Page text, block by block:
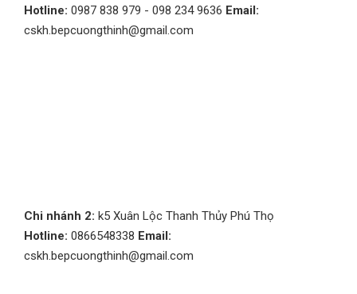
Hotline: 0987 838 979 - 098 234 9636 Email:
cskh.bepcuongthinh@gmail.com
Chi nhánh 2: k5 Xuân Lộc Thanh Thủy Phú Thọ
Hotline: 0866548338 Email:
cskh.bepcuongthinh@gmail.com